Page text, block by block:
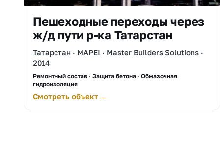
Пешеходные переходы через
ж/д пути р-ка Татарстан
Татарстан · MAPEI · Master Builders Solutions ·
2014
Ремонтный состав · Защита бетона · Обмазочная
гидроизоляция
Смотреть объект